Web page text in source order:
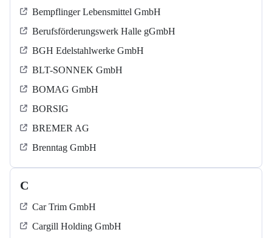
Bempflinger Lebensmittel GmbH
Berufsförderungswerk Halle gGmbH
BGH Edelstahlwerke GmbH
BLT-SONNEK GmbH
BOMAG GmbH
BORSIG
BREMER AG
Brenntag GmbH
C
Car Trim GmbH
Cargill Holding GmbH